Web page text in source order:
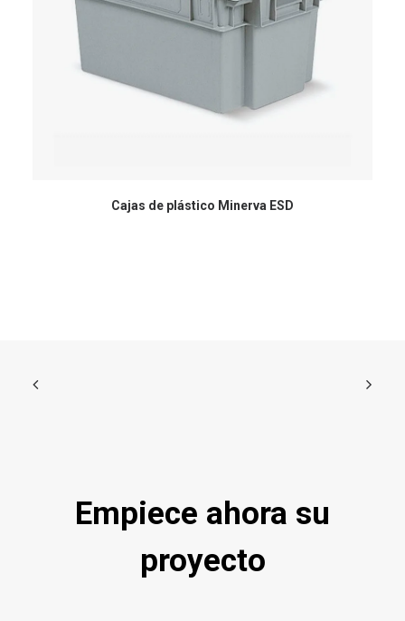
Cajas de plástico Minerva ESD
Empiece ahora su
proyecto